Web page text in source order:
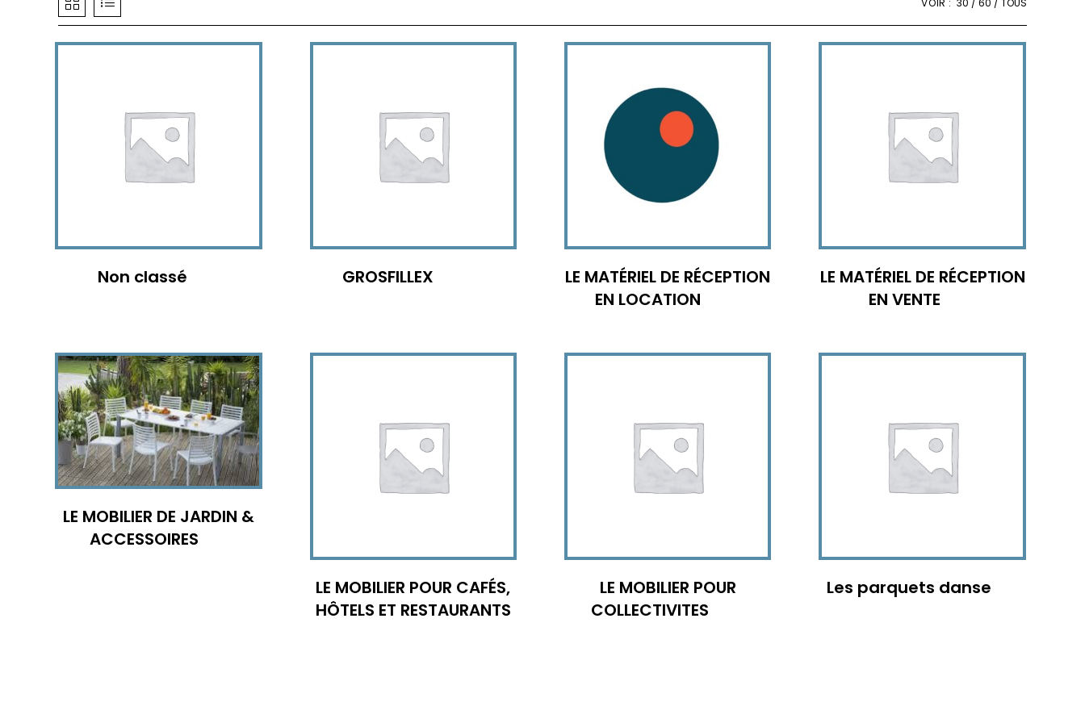
VOIR : 30 60 TOUS
Non classé GROSFILLEX
LE MATÉRIEL DE RÉCEPTION
EN LOCATION
LE MATÉRIEL DE RÉCEPTION
EN VENTE
LE MOBILIER DE JARDIN &
ACCESSOIRES
LE MOBILIER POUR CAFÉS,
HÔTELS ET RESTAURANTS
LE MOBILIER POUR
COLLECTIVITES
Les parquets danse